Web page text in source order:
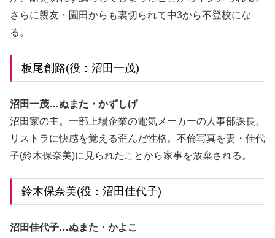
さらに親友・園田からも裏切られて中3から不登校にな
る。
板尾創路(役：沼田一茂)
沼田一茂…ぬまた・かずしげ
沼田家の主。一部上場企業の電気メーカーの人事部課長。
リストラに快感を覚える歪んだ性格。不倫写真を妻・佳代
子(鈴木保奈美)に見られたことから家事を放棄される。
鈴木保奈美(役：沼田佳代子)
沼田佳代子…ぬまた・かよこ